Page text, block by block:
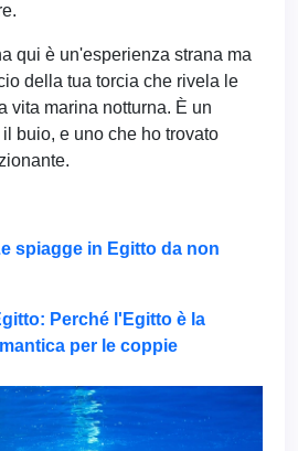
qui è un'esperienza strana ma
della tua torcia che rivela le
vita marina notturna. È un
buio, e uno che ho trovato
spiagge in Egitto da non
Perché l'Egitto è la
per le coppie